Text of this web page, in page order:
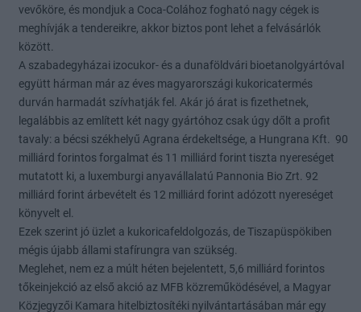
vevőköre, és mondjuk a Coca-Colához fogható nagy cégek is
meghívják a tendereikre, akkor biztos pont lehet a felvásárlók
között.
A szabadegyházai izocukor- és a dunaföldvári bioetanolgyártóval
együtt hárman már az éves magyarországi kukoricatermés
durván harmadát szívhatják fel. Akár jó árat is fizethetnek,
legalábbis az említett két nagy gyártóhoz csak úgy dőlt a profit
tavaly: a bécsi székhelyű Agrana érdekeltsége, a Hungrana Kft. 90
milliárd forintos forgalmat és 11 milliárd forint tiszta nyereséget
mutatott ki, a luxemburgi anyavállalatú Pannonia Bio Zrt. 92
milliárd forint árbevételt és 12 milliárd forint adózott nyereséget
könyvelt el.
Ezek szerint jó üzlet a kukoricafeldolgozás, de Tiszapüspökiben
mégis újabb állami stafírungra van szükség.
Meglehet, nem ez a múlt héten bejelentett, 5,6 milliárd forintos
tőkeinjekció az első akció az MFB közreműködésével, a Magyar
Közjegyzői Kamara hitelbiztosítéki nyilvántartásában már egy